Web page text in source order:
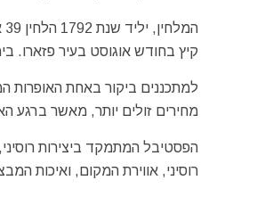
קיץ בחודש אוגוסט בעיר פזארו.
למתכננים ביקור באחת האופרות
מחירים זולים יותר, מאשר ברגע
הפסטיבל המתמקד ביצירות
רוסיני, אווירת המקום, ואיכות